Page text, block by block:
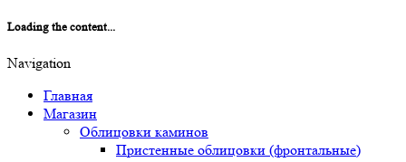
Loading the content...
Navigation
Главная
Магазин
Облицовки каминов
Пристенные облицовки (фронтальные)